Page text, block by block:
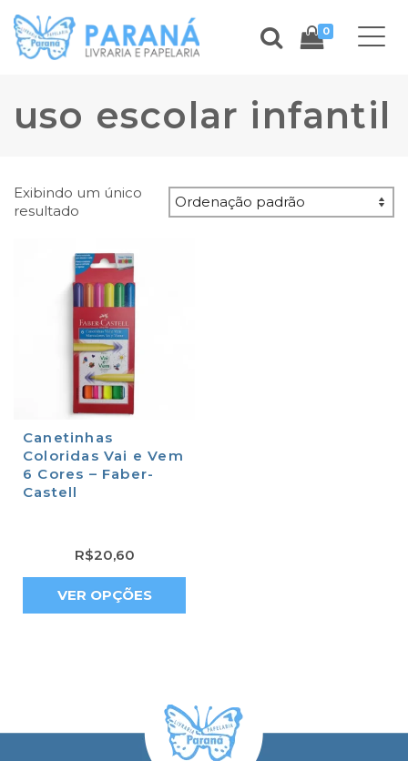
0
uso escolar infantil
Exibindo um único
resultado
Canetinhas
Coloridas Vai e Vem
6 Cores – Faber-
Castell
R$20,60
VER OPÇÕES